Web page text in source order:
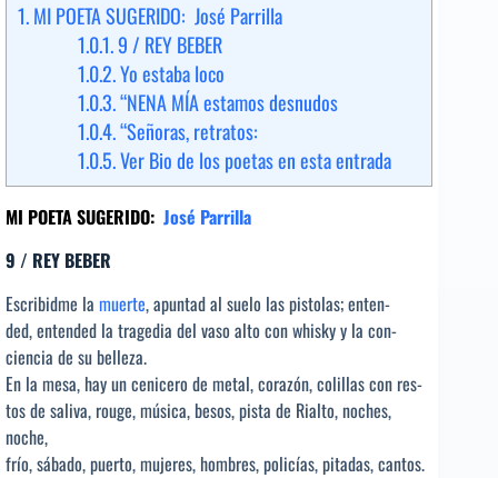
1.MI POETA SUGERIDO: José Parrilla
1.0.1.9 / REY BEBER
1.0.2.Yo estaba loco
1.0.3.“NENA MÍA estamos desnudos
1.0.4.“Señoras, retratos:
1.0.5.Ver Bio de los poetas en esta entrada
MI POETA SUGERIDO: José Parrilla
9 / REY BEBER
Escribidme la muerte, apuntad al suelo las pistolas; enten-
ded, entended la tragedia del vaso alto con whisky y la con-
ciencia de su belleza.
En la mesa, hay un cenicero de metal, corazón, colillas con res-
tos de saliva, rouge, música, besos, pista de Rialto, noches,
noche,
frío, sábado, puerto, mujeres, hombres, policías, pitadas, cantos.